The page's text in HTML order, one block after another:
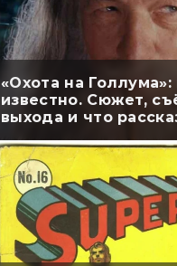
«Охота на Голлума»:
известно. Сюжет,
выхода и что